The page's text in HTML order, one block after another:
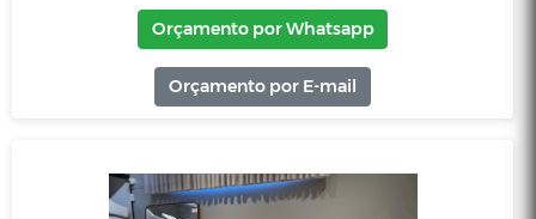
ESTOFADO CINDY - SÃO JOSÉ STORE
Orçamento por Whatsapp